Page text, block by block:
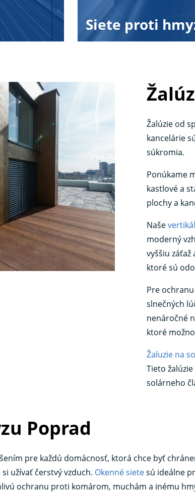
Siete proti
Žalúzie od
kancelárie
súkromia.
Ponúkame
kastlové a
plochy a
Naše
moderný
vyššiu
ktoré sú
Pre
slnečných
nenáročné
ktoré
Žaluzie na
Tieto
solárneho
Poprad
pre každú domácnosť, ktorá chce byť
užívať čerstvý vzduch. Okenné sietesú ideálne
ochranu proti komárom, muchám a inému